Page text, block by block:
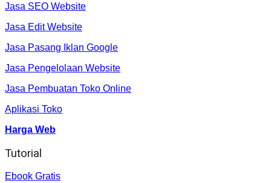
Jasa SEO Website
Jasa Edit Website
Jasa Pasang Iklan Google
Jasa Pengelolaan Website
Jasa Pembuatan Toko Online
Aplikasi Toko
Harga Web
Tutorial
Ebook Gratis